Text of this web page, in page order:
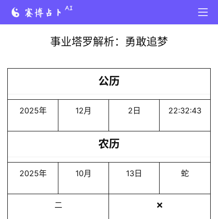
事业塔罗解析：勇敢追梦
公历
2025年 12月 2日 22:32:43
农历
2025年 10月 13日 蛇
二 ❌